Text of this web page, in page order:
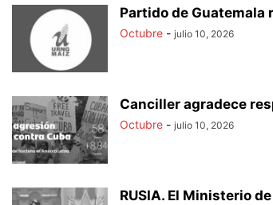
Partido de Guatemala
Octubre - julio 10, 2026
Canciller agradece
Octubre - julio 10, 2026
RUSIA. El Ministerio